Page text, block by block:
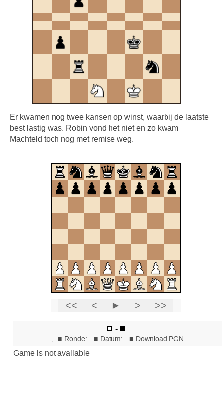
Er kwamen nog twee kansen op winst, waarbij de laatste
best lastig was. Robin vond het niet en zo kwam
Machteld toch nog met remise weg.